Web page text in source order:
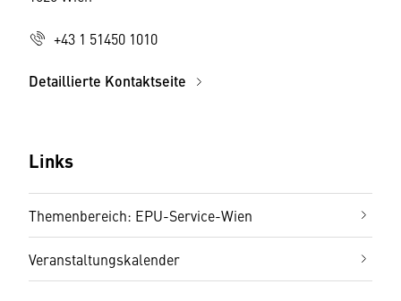
+43 1 51450 1010
Detaillierte Kontaktseite
Links
Themenbereich: EPU-Service-Wien
Veranstaltungskalender